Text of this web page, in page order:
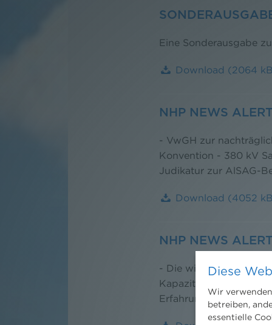
Eine Sonderausgabe
Download (2064
NHP NEWS
- VwGH zur
Konvention - 380 kV
Judikatur zur AlSAG-
Download (4052
NHP NEWS
- Die wichtigsten
Kapazitätserhöhung
Erfahrungsaustausch
Diese
Wir
betreiben,
essentielle